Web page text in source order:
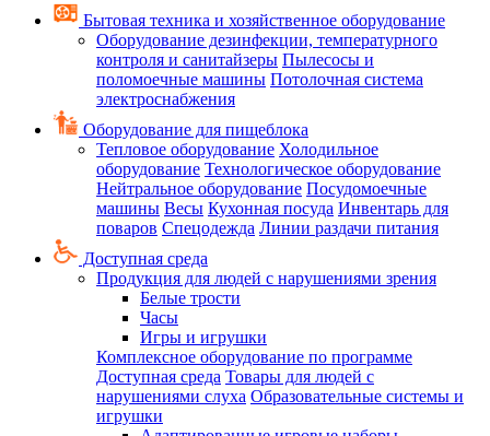
Бытовая техника и хозяйственное оборудование
Оборудование дезинфекции, температурного
контроля и санитайзеры Пылесосы и
поломоечные машины Потолочная система
электроснабжения
Оборудование для пищеблока
Тепловое оборудование Холодильное
оборудование Технологическое оборудование
Нейтральное оборудование Посудомоечные
машины Весы Кухонная посуда Инвентарь для
поваров Спецодежда Линии раздачи питания
Доступная среда
Продукция для людей с нарушениями зрения
Белые трости
Часы
Игры и игрушки
Комплексное оборудование по программе
Доступная среда Товары для людей с
нарушениями слуха Образовательные системы и
игрушки